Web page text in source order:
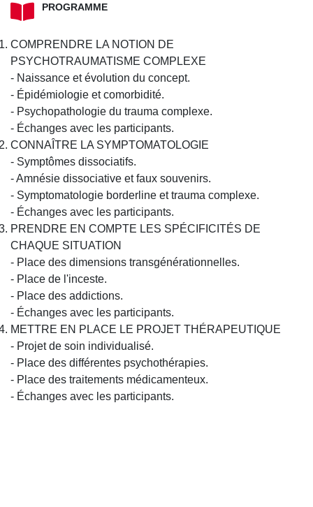
PROGRAMME
COMPRENDRE LA NOTION DE
PSYCHOTRAUMATISME COMPLEXE
- Naissance et évolution du concept.
- Épidémiologie et comorbidité.
- Psychopathologie du trauma complexe.
- Échanges avec les participants.
CONNAÎTRE LA SYMPTOMATOLOGIE
- Symptômes dissociatifs.
- Amnésie dissociative et faux souvenirs.
- Symptomatologie borderline et trauma complexe.
- Échanges avec les participants.
PRENDRE EN COMPTE LES SPÉCIFICITÉS DE
CHAQUE SITUATION
- Place des dimensions transgénérationnelles.
- Place de l'inceste.
- Place des addictions.
- Échanges avec les participants.
METTRE EN PLACE LE PROJET THÉRAPEUTIQUE
- Projet de soin individualisé.
- Place des différentes psychothérapies.
- Place des traitements médicamenteux.
- Échanges avec les participants.